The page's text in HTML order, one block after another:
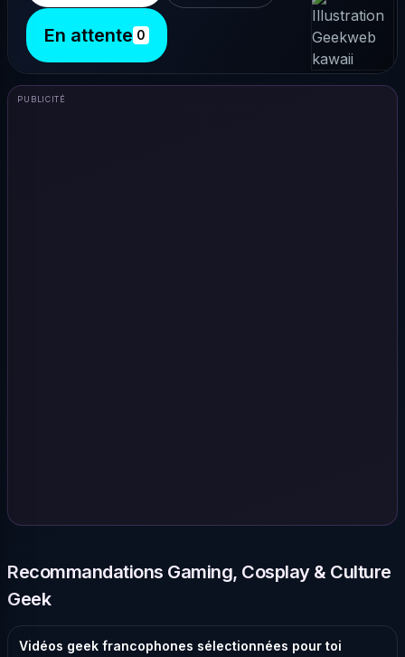
En attente 0
PUBLICITÉ
Recommandations Gaming, Cosplay & Culture
Geek
Vidéos geek francophones sélectionnées pour toi